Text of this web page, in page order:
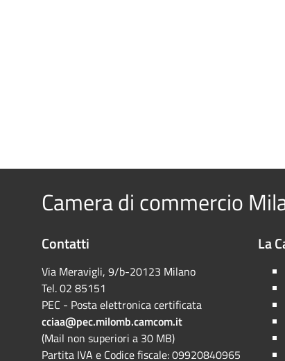
Camera di commercio
Contatti
Via Meravigli, 9/b-20123 Milano
Tel. 02 85151
PEC - Posta elettronica certificata
cciaa@pec.milomb.camcom.it
(Mail non superiori a 30 MB)
Partita IVA e Codice fiscale: 09920840965
La